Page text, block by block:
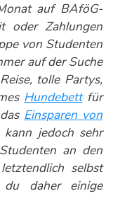
auf BAföG-
oder Zahlungen
von Studenten
auf der Suche
tolle Partys,
Hundebettfür
Einsparen von
jedoch sehr
an den
selbst
du daher einige